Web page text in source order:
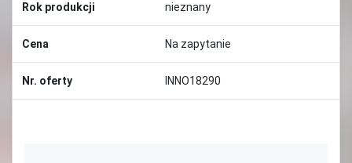
Rok produkcji nieznany
Cena Na zapytanie
Nr. oferty INNO18290